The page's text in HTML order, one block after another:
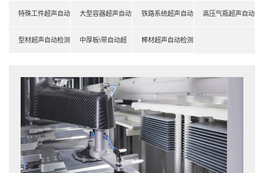
特殊工件超声自动
检测系统
大型容器超声自动
检测系统
铁路系统超声自动
检测系统
高压气瓶超声自动
型材超声自动检测 中厚板\带自动超 棒材超声自动检测